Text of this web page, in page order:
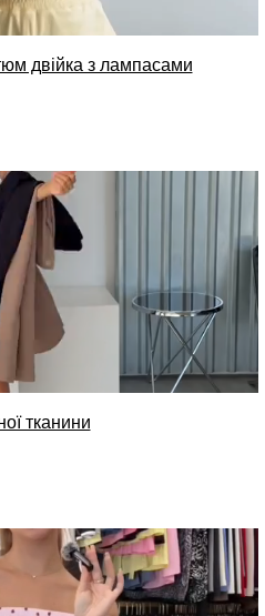
двійка з лампасами
тканини